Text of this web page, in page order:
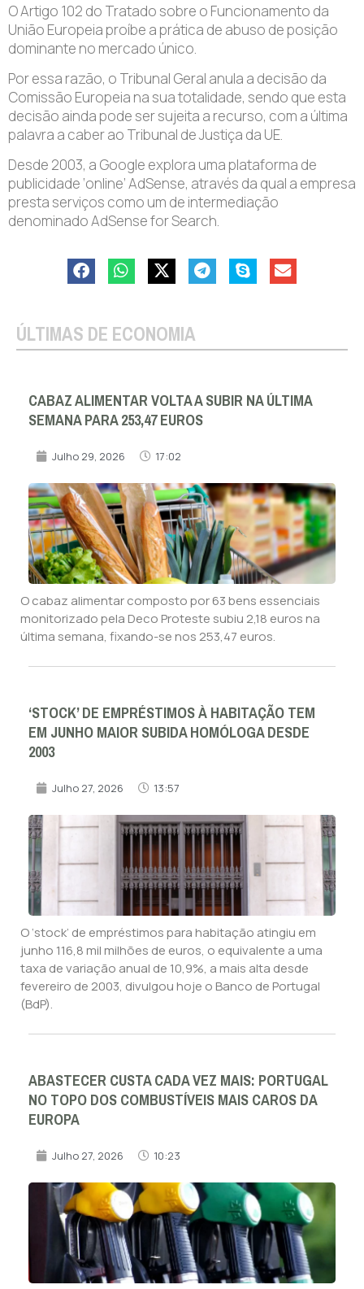
O Artigo 102 do Tratado sobre o Funcionamento da
União Europeia proíbe a prática de abuso de posição
dominante no mercado único.
Por essa razão, o Tribunal Geral anula a decisão da
Comissão Europeia na sua totalidade, sendo que esta
decisão ainda pode ser sujeita a recurso, com a última
palavra a caber ao Tribunal de Justiça da UE.
Desde 2003, a Google explora uma plataforma de
publicidade ‘online’ AdSense, através da qual a empresa
presta serviços como um de intermediação
denominado AdSense for Search.
ÚLTIMAS DE ECONOMIA
CABAZ ALIMENTAR VOLTA A SUBIR NA ÚLTIMA
SEMANA PARA 253,47 EUROS
Julho 29, 2026 17:02
O cabaz alimentar composto por 63 bens essenciais
monitorizado pela Deco Proteste subiu 2,18 euros na
última semana, fixando-se nos 253,47 euros.
‘STOCK’ DE EMPRÉSTIMOS À HABITAÇÃO TEM
EM JUNHO MAIOR SUBIDA HOMÓLOGA DESDE
2003
Julho 27, 2026 13:57
O ‘stock’ de empréstimos para habitação atingiu em
junho 116,8 mil milhões de euros, o equivalente a uma
taxa de variação anual de 10,9%, a mais alta desde
fevereiro de 2003, divulgou hoje o Banco de Portugal
(BdP).
ABASTECER CUSTA CADA VEZ MAIS: PORTUGAL
NO TOPO DOS COMBUSTÍVEIS MAIS CAROS DA
EUROPA
Julho 27, 2026 10:23